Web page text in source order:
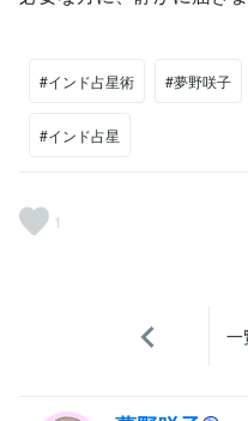
#インド占星術 #夢野咲子
#インド占星
1
一